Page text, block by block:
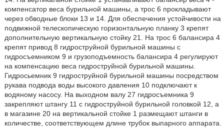
компенсатор веса бурильной машины, а трос 6 прокладывают
через обводные блоки 13 и 14. Для обеспечения устойчивости на
подвижной телескопическую горизонтальную планку 3 крепят
дополнительную вертикальную стойку 21. На трос 6 балансира 4
крепят привод 8 гидроструйной бурильной машины с
гидросъемником 9 и грузоподъемность балансира 4 регулируют
на компенсацию веса гидроструйной бурильной машины.
Гидросьемник 9 гидроструйной бурильной машины посредством
рукава подвода воды высокого давления 10 подключают к
водяному насосу. На выходном валу 27 гидросъемника 9
закрепляют штангу 11 с гидроструйной бурильной головкой 12, а
в магазине 20 на вертикальной стойке 1 размещают штанги в
количестве, соответствующем длине трубок выпарного аппарата.